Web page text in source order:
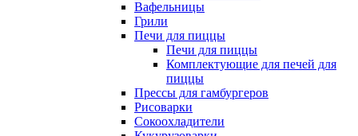
Вафельницы
Грили
Печи для пиццы
Печи для пиццы
Комплектующие для печей для
пиццы
Прессы для гамбургеров
Рисоварки
Сокоохладители